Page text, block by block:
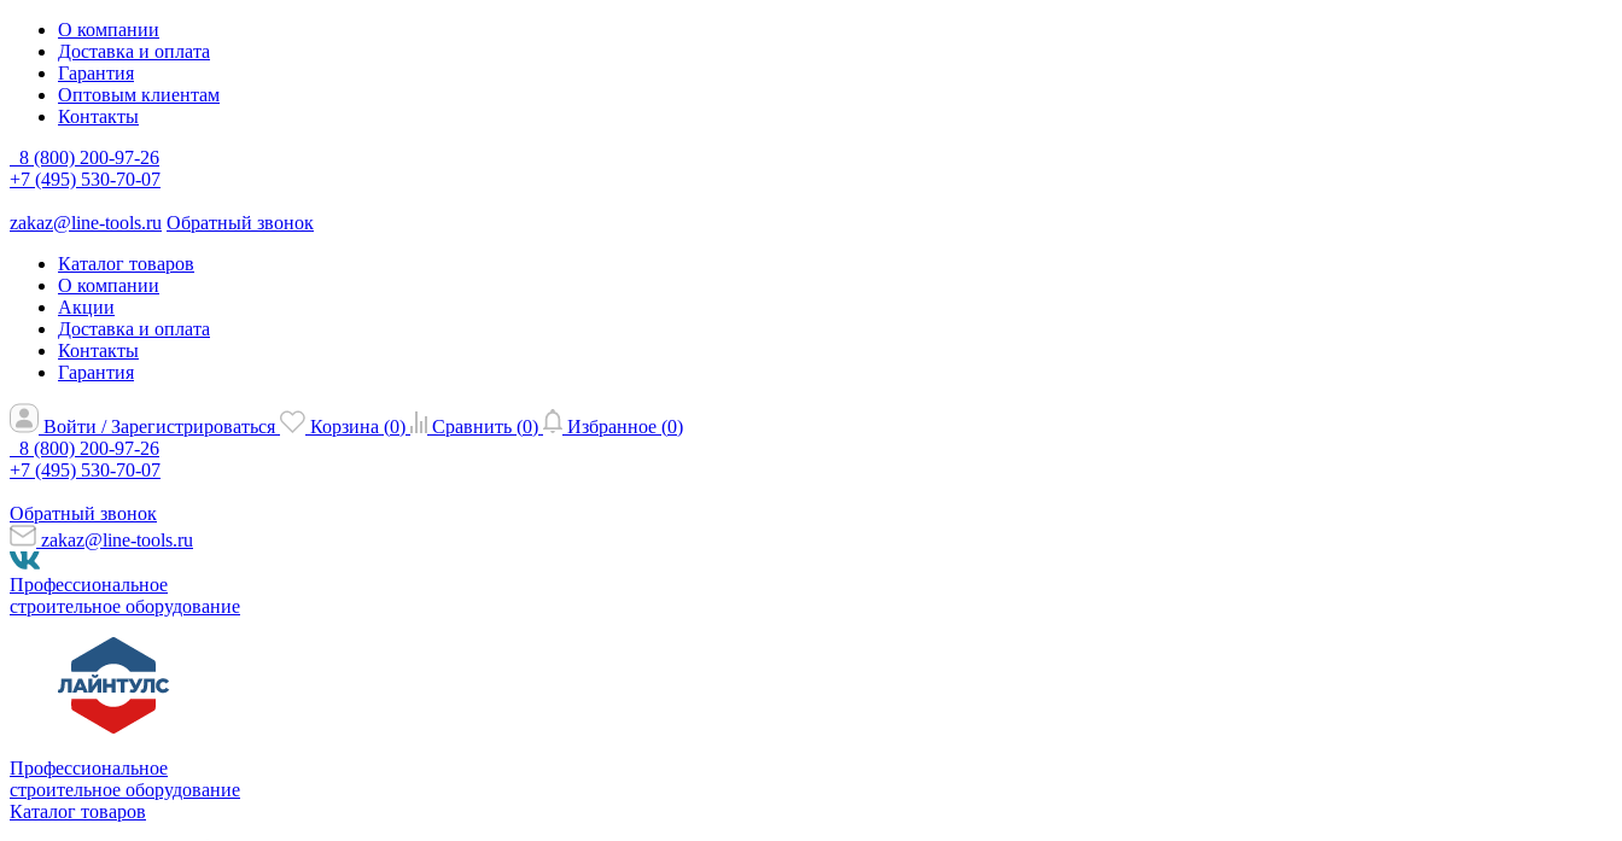
О компании
Доставка и оплата
Гарантия
Оптовым клиентам
Контакты
8 (800) 200-97-26
+7 (495) 530-70-07
zakaz@line-tools.ru Обратный звонок
Каталог товаров
О компании
Акции
Доставка и оплата
Контакты
Гарантия
Войти / Зарегистрироваться Корзина (0) Сравнить (0) Избранное (0)
8 (800) 200-97-26
+7 (495) 530-70-07
Обратный звонок
zakaz@line-tools.ru
Профессиональное
строительное оборудование
Профессиональное
строительное оборудование
Каталог товаров